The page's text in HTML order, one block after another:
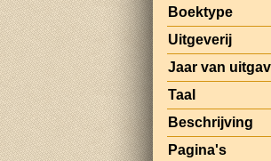
Boektype
Uitgeverij
Jaar van
Taal
Beschrijving
Pagina's